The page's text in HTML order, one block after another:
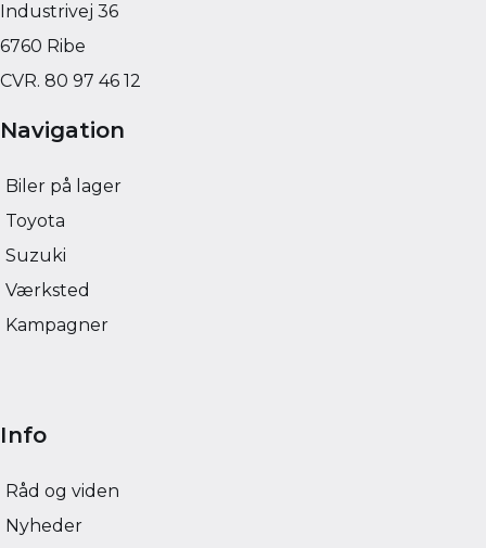
Industrivej 36
6760 Ribe
CVR. 80 97 46 12
Navigation
Biler på lager
Toyota
Suzuki
Værksted
Kampagner
Info
Råd og viden
Nyheder